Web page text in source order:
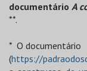
documentário A
**.
* O documentário
(https://